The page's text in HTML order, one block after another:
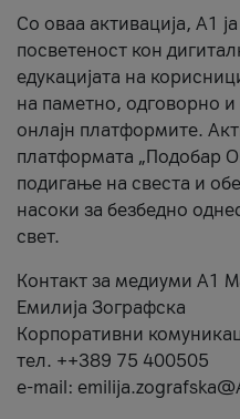
Со оваа активација, А1
посветеност кон
едукацијата на
на паметно, одговорно
онлајн платформите.
платформата „Подобар
подигање на свеста и
насоки за безбедно
свет.
Контакт за медиуми А1
Емилија Зографска
Корпоративни
тел. ++389 75 400505
e-mail: